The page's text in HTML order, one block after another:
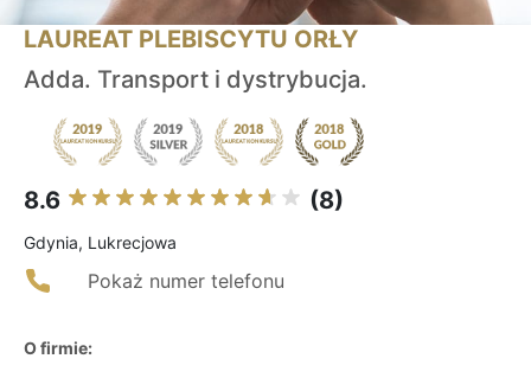
LAUREAT PLEBISCYTU ORŁY
Adda. Transport i dystrybucja.
8.6 (8)
Gdynia, Lukrecjowa
Pokaż numer telefonu
O firmie: